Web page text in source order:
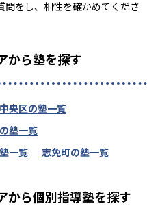
問をし、相性を確かめてくださ
から塾を探す
央区の塾一覧
塾一覧
一覧 志免町の塾一覧
から個別指導塾を探す